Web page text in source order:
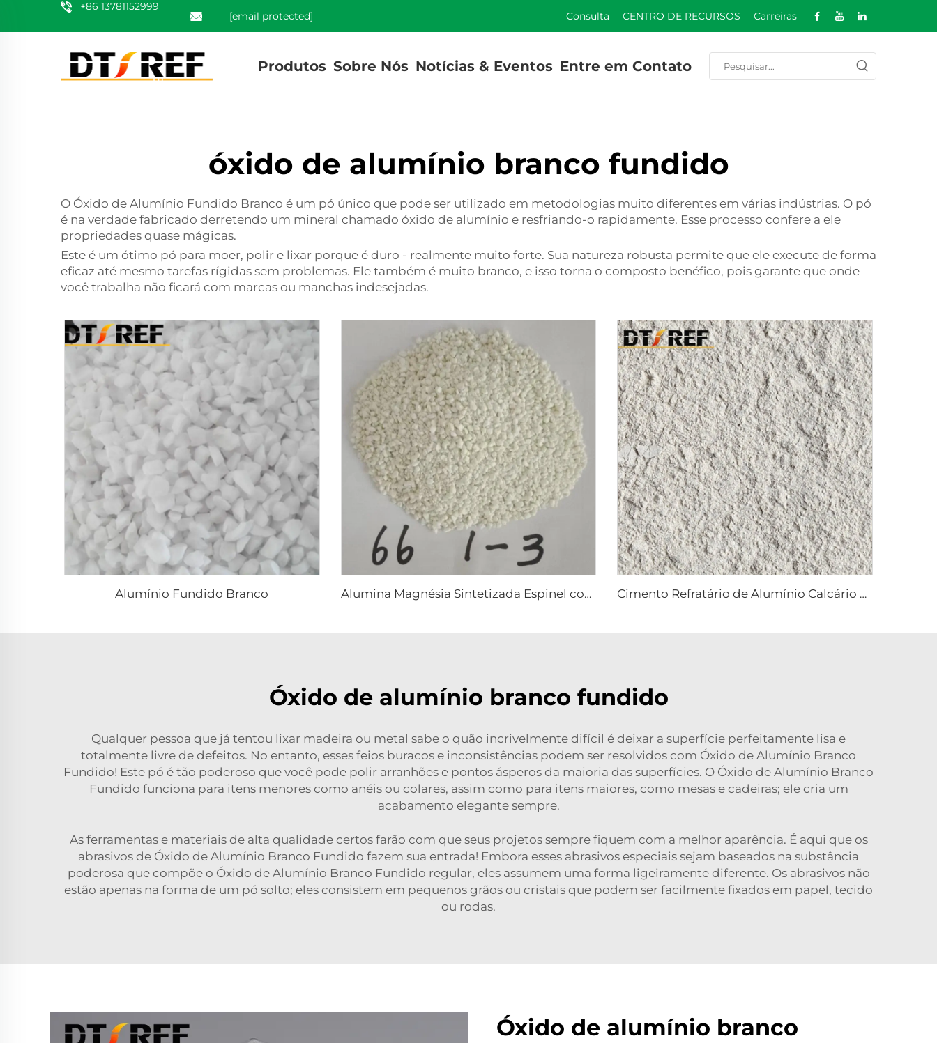
+86 13781152999
[email protected] Consulta CENTRO DE RECURSOS Carreiras
Produtos Sobre Nós Notícias & Eventos Entre em Contato
óxido de alumínio branco fundido
O Óxido de Alumínio Fundido Branco é um pó único que pode ser utilizado em metodologias muito diferentes em várias indústrias. O pó
é na verdade fabricado derretendo um mineral chamado óxido de alumínio e resfriando-o rapidamente. Esse processo confere a ele
propriedades quase mágicas.
Este é um ótimo pó para moer, polir e lixar porque é duro - realmente muito forte. Sua natureza robusta permite que ele execute de forma
eficaz até mesmo tarefas rígidas sem problemas. Ele também é muito branco, e isso torna o composto benéfico, pois garante que onde
você trabalha não ficará com marcas ou manchas indesejadas.
Alumínio Fundido Branco Alumina Magnésia Sintetizada Espinel com Bom Desenvolvimento de Grão Cimento Refratário de Alumínio Calcário CA70 CA80 para Massa Refratária
Óxido de alumínio branco fundido
Qualquer pessoa que já tentou lixar madeira ou metal sabe o quão incrivelmente difícil é deixar a superfície perfeitamente lisa e
totalmente livre de defeitos. No entanto, esses feios buracos e inconsistências podem ser resolvidos com Óxido de Alumínio Branco
Fundido! Este pó é tão poderoso que você pode polir arranhões e pontos ásperos da maioria das superfícies. O Óxido de Alumínio Branco
Fundido funciona para itens menores como anéis ou colares, assim como para itens maiores, como mesas e cadeiras; ele cria um
acabamento elegante sempre.
As ferramentas e materiais de alta qualidade certos farão com que seus projetos sempre fiquem com a melhor aparência. É aqui que os
abrasivos de Óxido de Alumínio Branco Fundido fazem sua entrada! Embora esses abrasivos especiais sejam baseados na substância
poderosa que compõe o Óxido de Alumínio Branco Fundido regular, eles assumem uma forma ligeiramente diferente. Os abrasivos não
estão apenas na forma de um pó solto; eles consistem em pequenos grãos ou cristais que podem ser facilmente fixados em papel, tecido
ou rodas.
Óxido de alumínio branco